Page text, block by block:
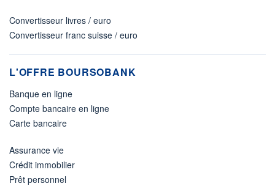
Convertisseur livres / euro
Convertisseur franc suisse / euro
L'OFFRE BOURSOBANK
Banque en ligne
Compte bancaire en ligne
Carte bancaire
Assurance vie
Crédit immobilier
Prêt personnel